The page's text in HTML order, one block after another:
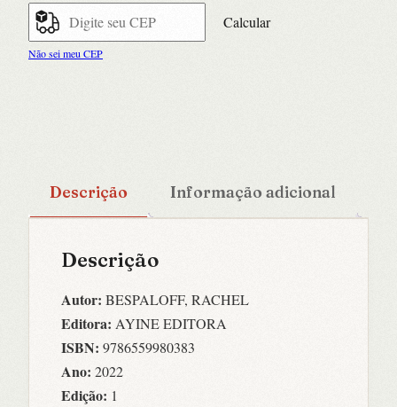
Calcular
Não sei meu CEP
Descrição Informação adicional
Descrição
Autor: BESPALOFF, RACHEL
Editora: AYINE EDITORA
ISBN: 9786559980383
Ano: 2022
Edição: 1